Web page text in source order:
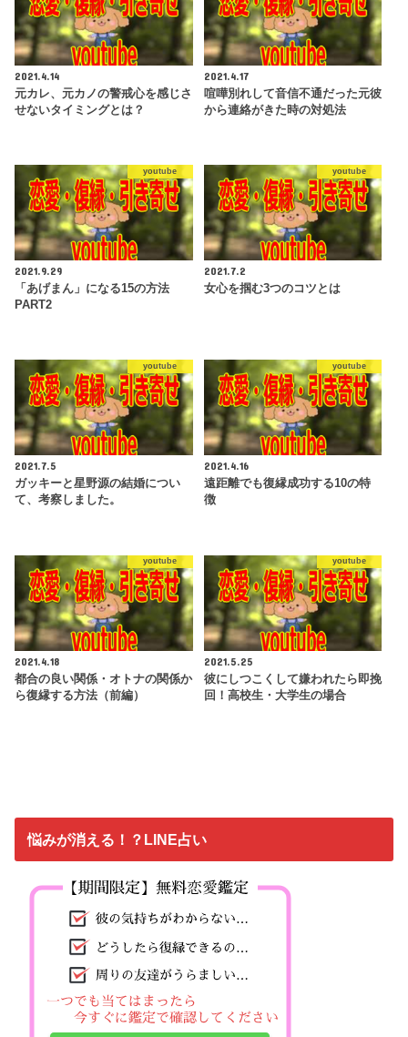
2021.4.14
元カレ、元カノの警戒心を感じさ
せないタイミングとは？
2021.4.17
喧嘩別れして音信不通だった元彼
から連絡がきた時の対処法
youtube
2021.9.29
「あげまん」になる15の方法
PART2
youtube
2021.7.2
女心を掴む3つのコツとは
youtube
2021.7.5
ガッキーと星野源の結婚につい
て、考察しました。
youtube
2021.4.16
遠距離でも復縁成功する10の特
徴
youtube
2021.4.18
都合の良い関係・オトナの関係か
ら復縁する方法（前編）
youtube
2021.5.25
彼にしつこくして嫌われたら即挽
回！高校生・大学生の場合
悩みが消える！？LINE占い